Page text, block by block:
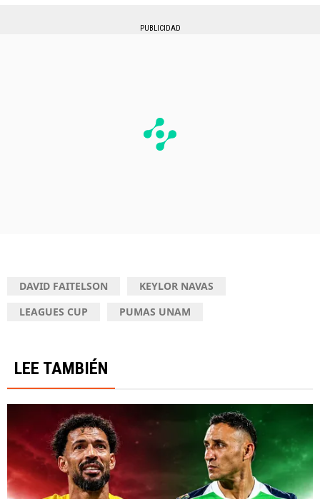
PUBLICIDAD
DAVID FAITELSON
KEYLOR NAVAS
LEAGUES CUP
PUMAS UNAM
LEE TAMBIÉN